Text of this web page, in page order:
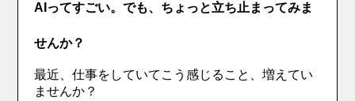
AIってすごい。でも、ちょっと立ち止まってみま
せんか？
最近、仕事をしていてこう感じること、増えてい
ませんか？